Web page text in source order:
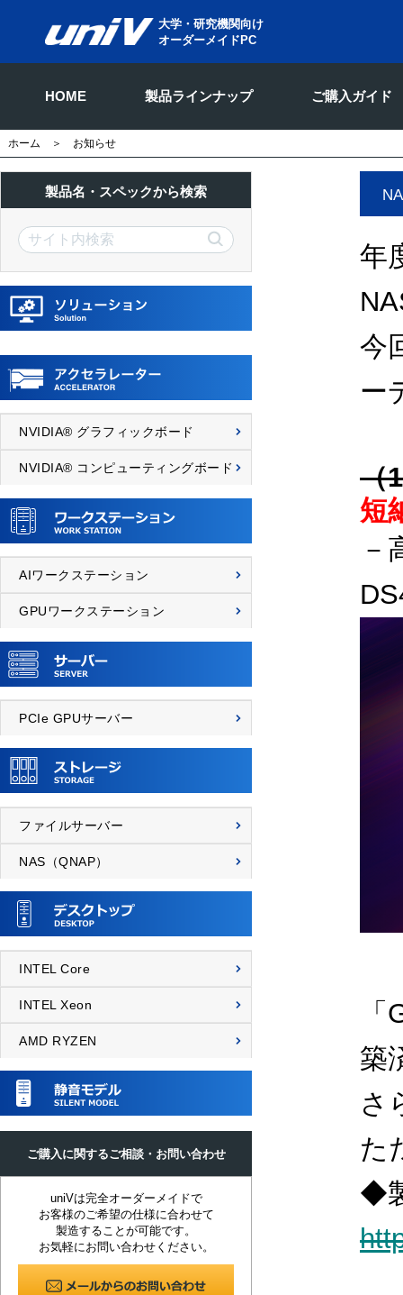
大学・研究機関向け
オーダーメイドPC
HOME 製品ラインナップ ご購入ガイド
ホーム ＞ お知らせ
年
今
ー
（
短
－
築
さ
た
◆
製品名・スペックから検索
NVIDIA® グラフィックボード
NVIDIA® コンピューティングボード
AIワークステーション
GPUワークステーション
PCIe GPUサーバー
ファイルサーバー
NAS（QNAP）
INTEL Core
INTEL Xeon
AMD RYZEN
ご購入に関するご相談・お問い合わせ
uniVは完全オーダーメイドで
お客様のご希望の仕様に合わせて
製造することが可能です。
お気軽にお問い合わせください。